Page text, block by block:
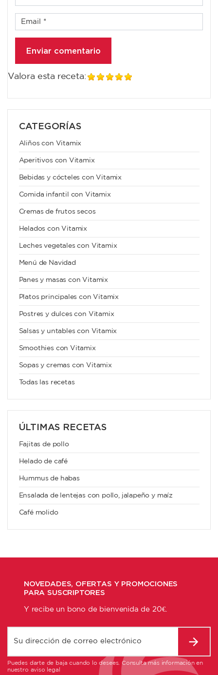
Valora esta receta:
CATEGORÍAS
Aliños con Vitamix
Aperitivos con Vitamix
Bebidas y cócteles con Vitamix
Comida infantil con Vitamix
Cremas de frutos secos
Helados con Vitamix
Leches vegetales con Vitamix
Menú de Navidad
Panes y masas con Vitamix
Platos principales con Vitamix
Postres y dulces con Vitamix
Salsas y untables con Vitamix
Smoothies con Vitamix
Sopas y cremas con Vitamix
Todas las recetas
ÚLTIMAS RECETAS
Fajitas de pollo
Helado de café
Hummus de habas
Ensalada de lentejas con pollo, jalapeño y maíz
Café molido
NOVEDADES, OFERTAS Y PROMOCIONES
PARA SUSCRIPTORES
Y recibe un bono de bienvenida de 20€.
Puedes darte de baja cuando lo desees. Consulta más información en
nuestro aviso legal